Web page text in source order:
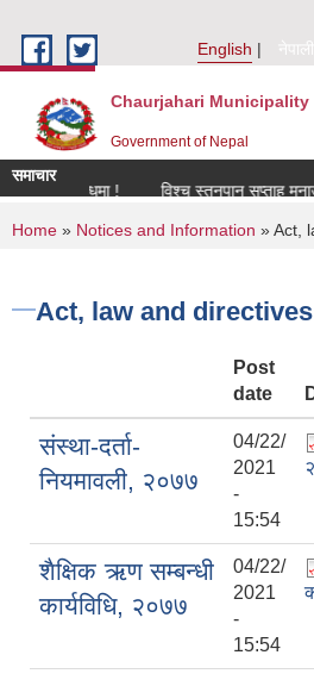
English
नेपाली
Chaurjahari Municipality
Government of Nepal
समाचार
विश्च स्तनपान सप्ताह मनाउने
You are here
Home » Notices and Information » Act,
Act, law and directives
Post
date
संस्था-दर्ता-
नियमावली, २०७७
04/22/
2021
-
15:54
शैक्षिक ऋण सम्बन्धी
कार्यविधि, २०७७
04/22/
2021
-
15:54